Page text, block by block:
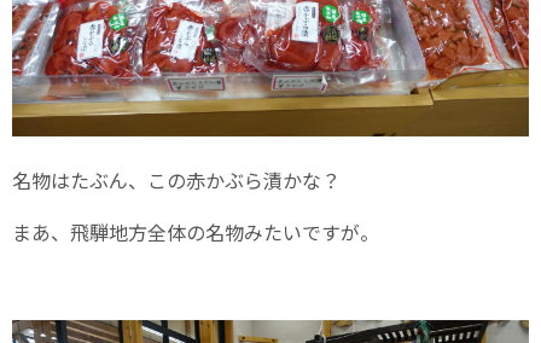
名物はたぶん、この赤かぶら漬かな？
まあ、飛騨地方全体の名物みたいですが。